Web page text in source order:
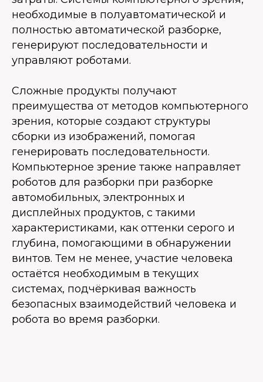
необходимые в полуавтоматической и
полностью автоматической разборке,
генерируют последовательности и
управляют роботами.
Сложные продукты получают
преимущества от методов компьютерного
зрения, которые создают структуры
сборки из изображений, помогая
генерировать последовательности.
Компьютерное зрение также направляет
роботов для разборки при разборке
автомобильных, электронных и
дисплейных продуктов, с такими
характеристиками, как оттенки серого и
глубина, помогающими в обнаружении
винтов. Тем не менее, участие человека
остаётся необходимым в текущих
системах, подчёркивая важность
безопасных взаимодействий человека и
робота во время разборки.